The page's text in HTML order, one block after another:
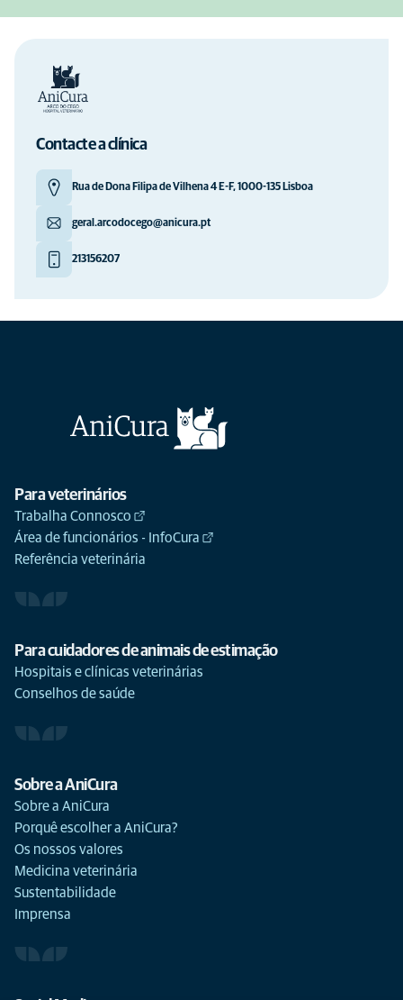
Contacte a clínica
Rua de Dona Filipa de Vilhena 4 E-F, 1000-135 Lisboa
geral.arcodocego@anicura.pt
213156207
Para veterinários
Trabalha Connosco
Área de funcionários - InfoCura
Referência veterinária
Para cuidadores de animais de estimação
Hospitais e clínicas veterinárias
Conselhos de saúde
Sobre a AniCura
Sobre a AniCura
Porquê escolher a AniCura?
Os nossos valores
Medicina veterinária
Sustentabilidade
Imprensa